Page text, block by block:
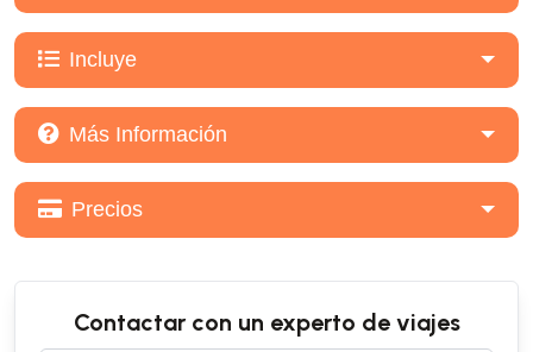
Incluye
Más Información
Precios
Contactar con un experto de viajes